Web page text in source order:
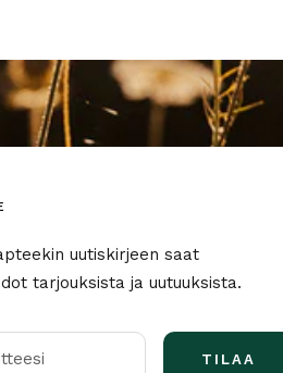
uutiskirjeen saat
tarjouksista ja uutuuksista.
TILAA